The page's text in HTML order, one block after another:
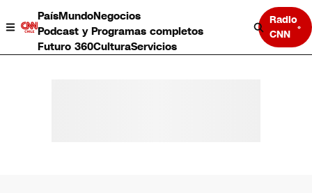
PaísMundoNegocios
Podcast y Programas completos
Futuro 360CulturaServicios
Radio
CNN